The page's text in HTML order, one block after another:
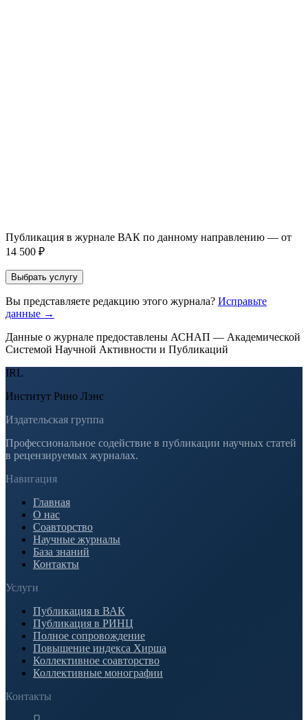
Публикация в журнале ВАК по данному направлению — от
14 500 ₽
Выбрать услугу
Вы представляете редакцию этого журнала? Исправьте
данные →
Данные о журнале предоставлены АСНАП — Академической
Системой Научной Активности и Публикаций
IRL
Институт Рино Лэнс
Издательская группа
Профессиональное содействие в публикации научных статей
в рецензируемых журналах.
Навигация
Главная
О нас
Соавторство
Научные журналы
База знаний
Контакты
Услуги
Публикация в ВАК
Публикация в РИНЦ
Полное сопровождение
Повышение индекса Хирша
Коллективное соавторство
Коллективные монографии
Контакты